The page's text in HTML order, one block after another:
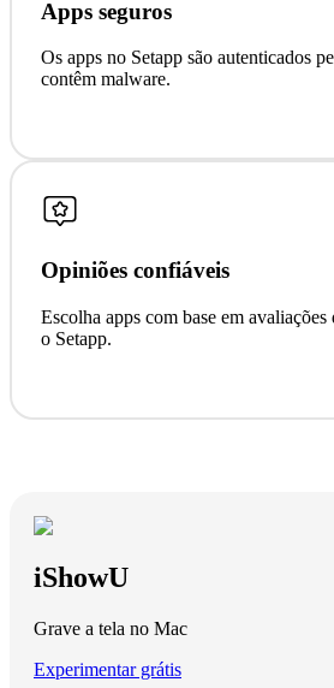
Apps seguros
Os apps no Setapp são autenticados
contêm malware.
Opiniões confiáveis
Escolha apps com base em avaliações
o Setapp.
iShowU
Grave a tela no Mac
Experimentar grátis